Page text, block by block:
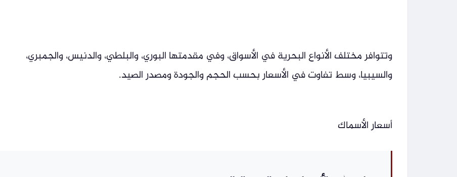
وتتوافر مختلف الأنواع البحرية في الأسواق، وفي مقدمتها البوري، والبلطي، والدنيس، والجمبري،
والسيبيا، وسط تفاوت في الأسعار بحسب الحجم والجودة ومصدر الصيد.
أسعار الأسماك